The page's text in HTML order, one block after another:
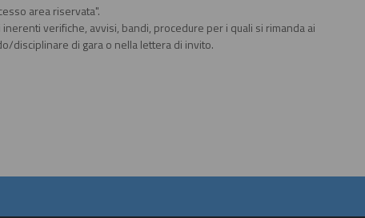
area riservata".
verifiche, avvisi, bandi, procedure per i quali si rimanda ai
disciplinare di gara o nella lettera di invito.